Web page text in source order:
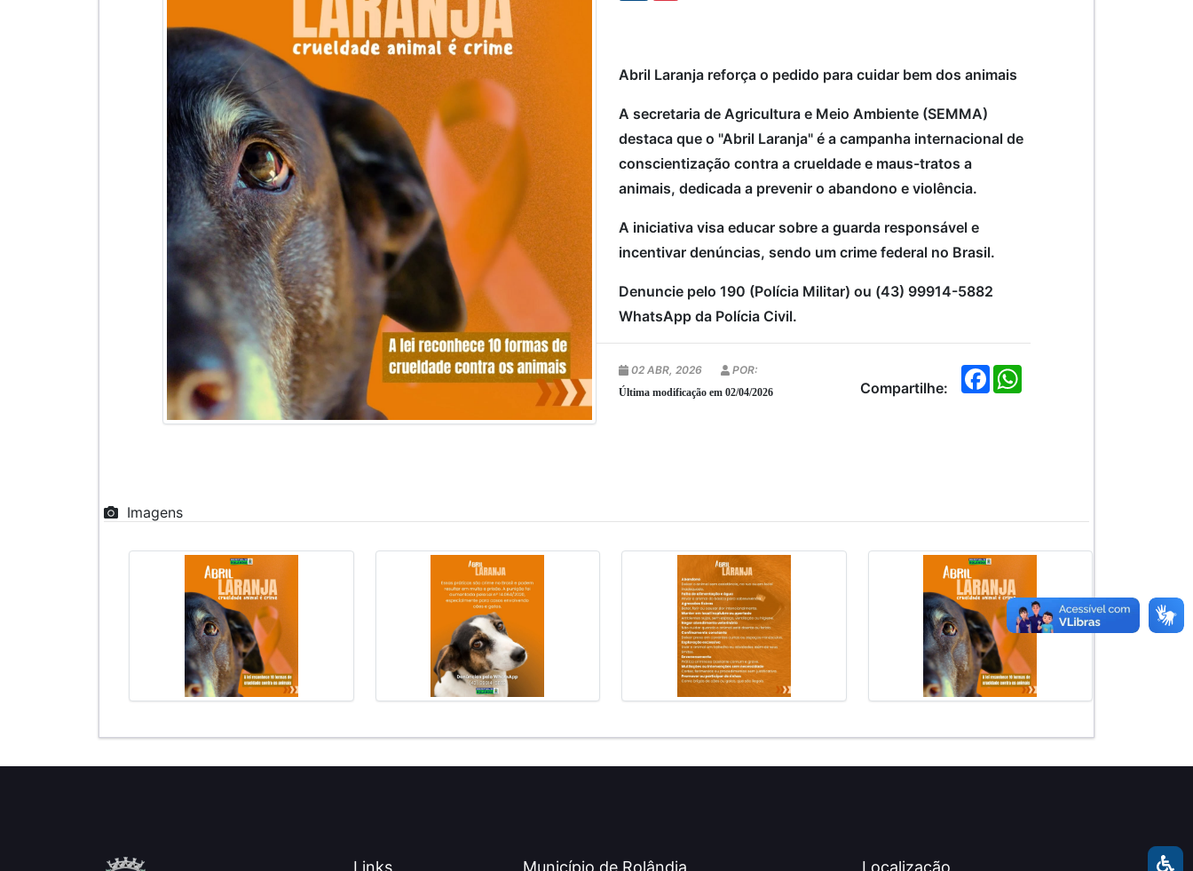
Abril Laranja reforça o pedido para cuidar bem dos animais
A secretaria de Agricultura e Meio Ambiente (SEMMA)
destaca que o "Abril Laranja" é a campanha internacional de
conscientização contra a crueldade e maus-tratos a
animais, dedicada a prevenir o abandono e violência.
A iniciativa visa educar sobre a guarda responsável e
incentivar denúncias, sendo um crime federal no Brasil.
Denuncie pelo 190 (Polícia Militar) ou (43) 99914-5882
WhatsApp da Polícia Civil.
Compartilhe:
F
a
02 ABR, 2026 POR:
Última modificação em 02/04/2026
Imagens
Links Município de Rolândia Localização